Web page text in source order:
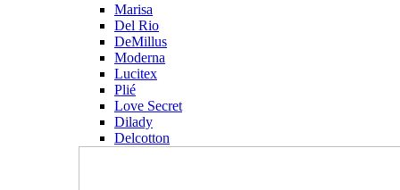
Marisa
Del Rio
DeMillus
Moderna
Lucitex
Plié
Love Secret
Dilady
Delcotton